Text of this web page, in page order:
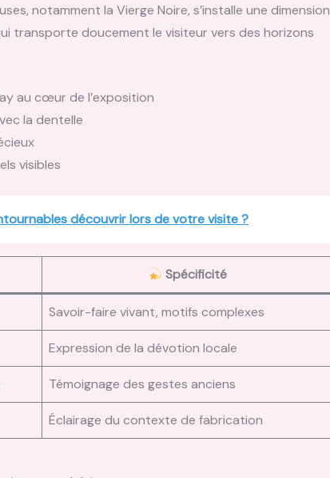
notamment la Vierge Noire, s’installe une dimension
transporte doucement le visiteur vers des horizons
au cœur de l’exposition
la dentelle
visibles
découvrir lors de votre visite ?
Spécificité
Savoir-faire vivant, motifs complexes
Expression de la dévotion locale
Témoignage des gestes anciens
Éclairage du contexte de fabrication